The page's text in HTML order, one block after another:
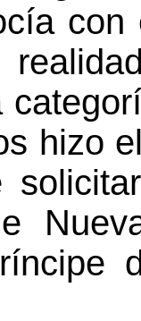
con
hizo